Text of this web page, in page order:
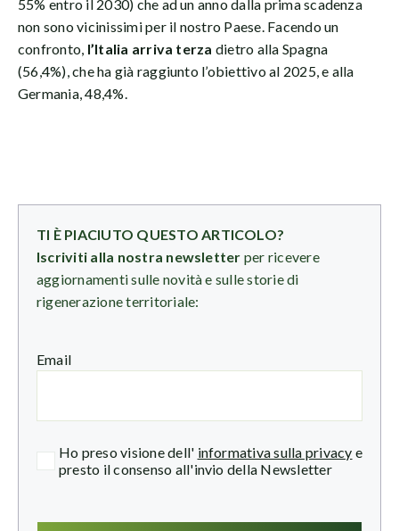
55% entro il 2030) che ad un anno dalla prima scadenza
non sono vicinissimi per il nostro Paese. Facendo un
confronto, l’Italia arriva terza dietro alla Spagna
(56,4%), che ha già raggiunto l’obiettivo al 2025, e alla
Germania, 48,4%.
TI È PIACIUTO QUESTO ARTICOLO?
Iscriviti alla nostra newsletter per ricevere
aggiornamenti sulle novità e sulle storie di
rigenerazione territoriale:
Email
Ho preso visione dell' informativa sulla privacy e
presto il consenso all'invio della Newsletter